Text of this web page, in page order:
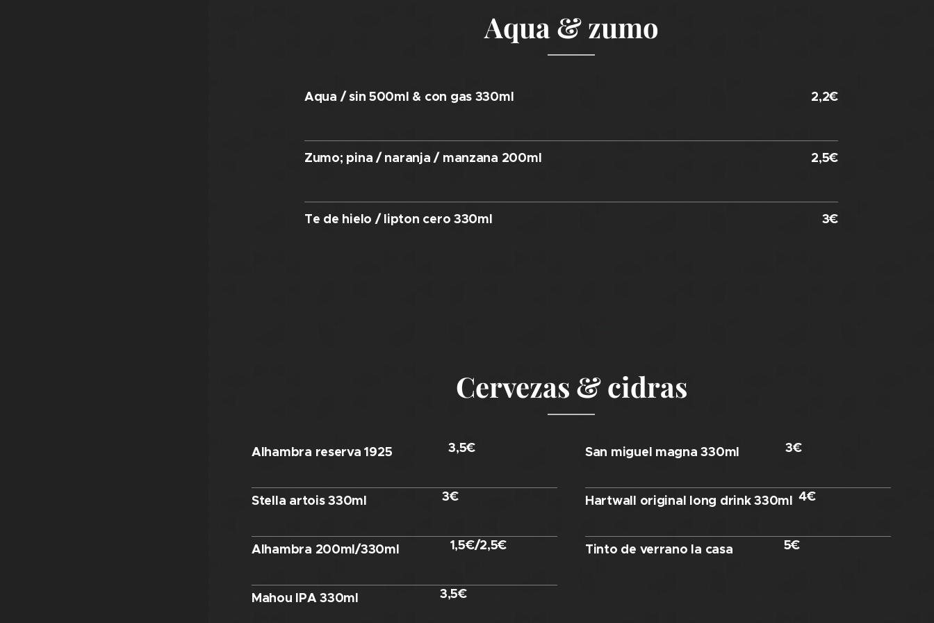
Aqua & zumo
Aqua / sin 500ml & con gas 330ml 2,2€
Zumo; pina / naranja / manzana 200ml 2,5€
Te de hielo / lipton cero 330ml 3€
Cervezas & cidras
Alhambra reserva 1925 3,5€
Stella artois 330ml 3€
Alhambra 200ml/330ml 1,5€/2,5€
Mahou IPA 330ml 3,5€
San miguel magna 330ml 3€
Hartwall original long drink 330ml 4€
Tinto de verrano la casa 5€